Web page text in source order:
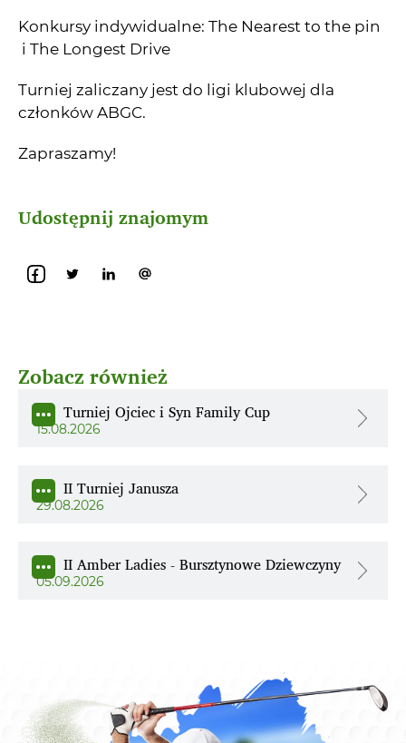
Konkursy indywidualne: The Nearest to the pin
i The Longest Drive
Turniej zaliczany jest do ligi klubowej dla
członków ABGC.
Zapraszamy!
Udostępnij znajomym
Zobacz również
Turniej Ojciec i Syn Family Cup
15.08.2026
II Turniej Janusza
29.08.2026
II Amber Ladies - Bursztynowe Dziewczyny
05.09.2026